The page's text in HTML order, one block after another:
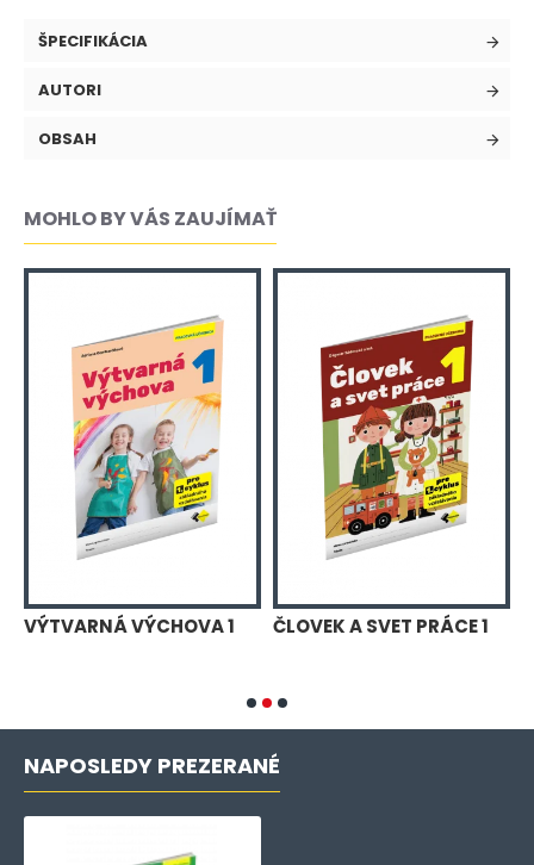
ŠPECIFIKÁCIA
AUTORI
OBSAH
MOHLO BY VÁS ZAUJÍMAŤ
VÝTVARNÁ VÝCHOVA 1 ČLOVEK A SVET PRÁCE 1
NAPOSLEDY PREZERANÉ